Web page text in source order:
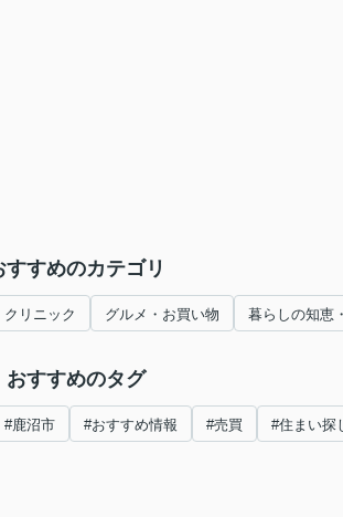
すすめのカテゴリ
クリニック グルメ・お買い物 暮らしの知恵
おすすめのタグ
#鹿沼市 #おすすめ情報 #売買 #住まい探